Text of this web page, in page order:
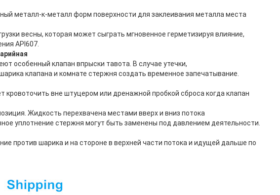
металл-к-металл форм поверхности для заклеивания металла места
весны, которая может сыграть мгновенное герметизируя влияние,
API607.
особенный клапан впрыски тавота. В случае утечки,
клапана и комнате стержня создать временное запечатывание.
кровоточить вне штуцером или дренажной пробкой сброса когда клапан
Жидкость перехвачена местами вверх и вниз потока
уплотнение стержня могут быть заменены под давлением деятельности.
против шарика и на стороне в верхней части потока и идущей дальше по